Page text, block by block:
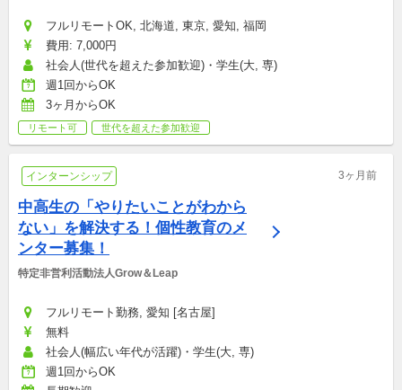
フルリモートOK, 北海道, 東京, 愛知, 福岡
費用: 7,000円
社会人(世代を超えた参加歓迎)・学生(大, 専)
週1回からOK
3ヶ月からOK
リモート可 世代を超えた参加歓迎
インターンシップ 3ヶ月前
中高生の「やりたいことがわから
ない」を解決する！個性教育のメ
ンター募集！
特定非営利活動法人Grow＆Leap
フルリモート勤務, 愛知 [名古屋]
無料
社会人(幅広い年代が活躍)・学生(大, 専)
週1回からOK